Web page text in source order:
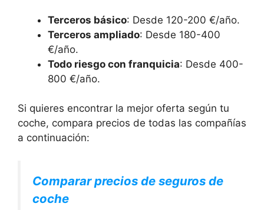
Terceros básico: Desde 120-200 €/año.
Terceros ampliado: Desde 180-400
€/año.
Todo riesgo con franquicia: Desde 400-
800 €/año.
Si quieres encontrar la mejor oferta según tu
coche, compara precios de todas las compañías
a continuación:
Comparar precios de seguros de
coche